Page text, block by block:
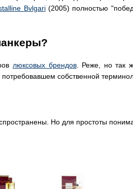
Bvlgari(2005) полностью
люксовых брендов. Реже, но так
собственной
Но для простоты